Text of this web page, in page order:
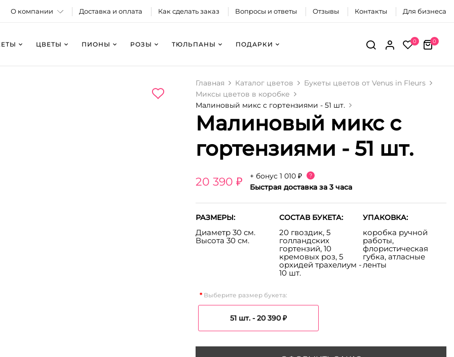
О компании Доставка и оплата Как сделать заказ Вопросы и ответы Отзывы Контакты Для бизнеса
ЦВЕТЫ ПИОНЫ РОЗЫ ТЮЛЬПАНЫ ПОДАРКИ 0 0
Главная Каталог цветов
Букеты цветов от Venus in Fleurs
Миксы цветов в коробке
Малиновый микс с гортензиями - 51 шт.
Малиновый микс с
гортензиями - 51 шт.
20 390 ₽ + бонус1 010 ₽ ?
Быстрая доставка за 3 часа
РАЗМЕРЫ:
Диаметр 30 см.
Высота 30 см.
СОСТАВ БУКЕТА:
20 гвоздик, 5
голландских
гортензий, 10
кремовых роз, 5
орхидей трахелиум -
10 шт.
УПАКОВКА:
коробка ручной
работы,
флористическая
губка, атласные
ленты
Выберите размер букета:
51 шт. -20 390 ₽